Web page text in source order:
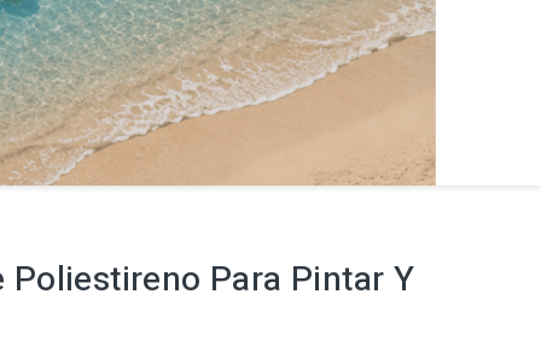
Poliestireno Para Pintar Y